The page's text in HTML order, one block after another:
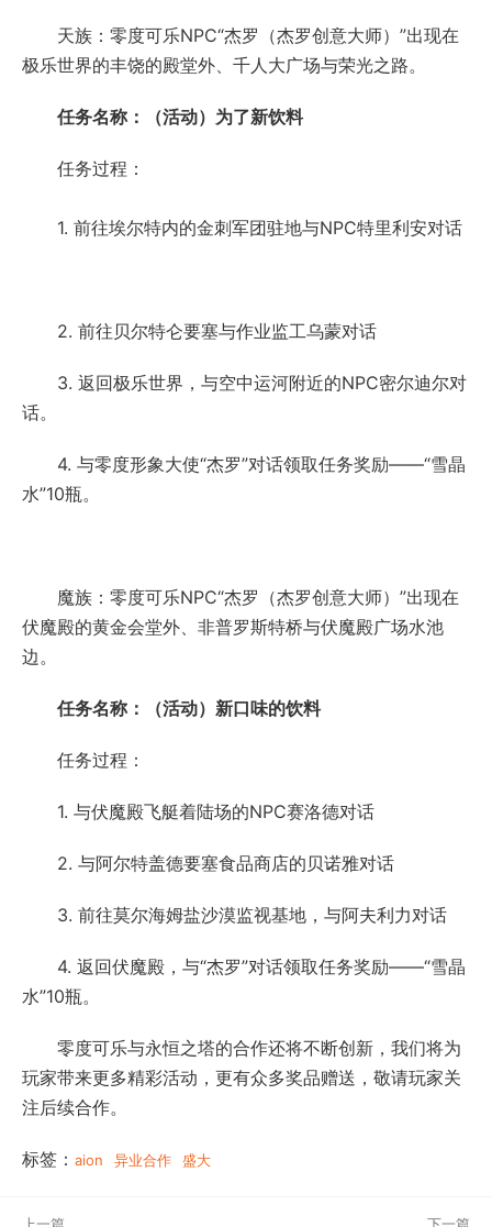
天族：零度可乐NPC“杰罗（杰罗创意大师）”出现在
极乐世界的丰饶的殿堂外、千人大广场与荣光之路。
任务名称：（活动）为了新饮料
任务过程：
1. 前往埃尔特内的金刺军团驻地与NPC特里利安对话
2. 前往贝尔特仑要塞与作业监工乌蒙对话
3. 返回极乐世界，与空中运河附近的NPC密尔迪尔对
话。
4. 与零度形象大使“杰罗”对话领取任务奖励——“雪晶
水”10瓶。
魔族：零度可乐NPC“杰罗（杰罗创意大师）”出现在
伏魔殿的黄金会堂外、非普罗斯特桥与伏魔殿广场水池
边。
任务名称：（活动）新口味的饮料
任务过程：
1. 与伏魔殿飞艇着陆场的NPC赛洛德对话
2. 与阿尔特盖德要塞食品商店的贝诺雅对话
3. 前往莫尔海姆盐沙漠监视基地，与阿夫利力对话
4. 返回伏魔殿，与“杰罗”对话领取任务奖励——“雪晶
水”10瓶。
零度可乐与永恒之塔的合作还将不断创新，我们将为
玩家带来更多精彩活动，更有众多奖品赠送，敬请玩家关
注后续合作。
标签： aion 异业合作 盛大